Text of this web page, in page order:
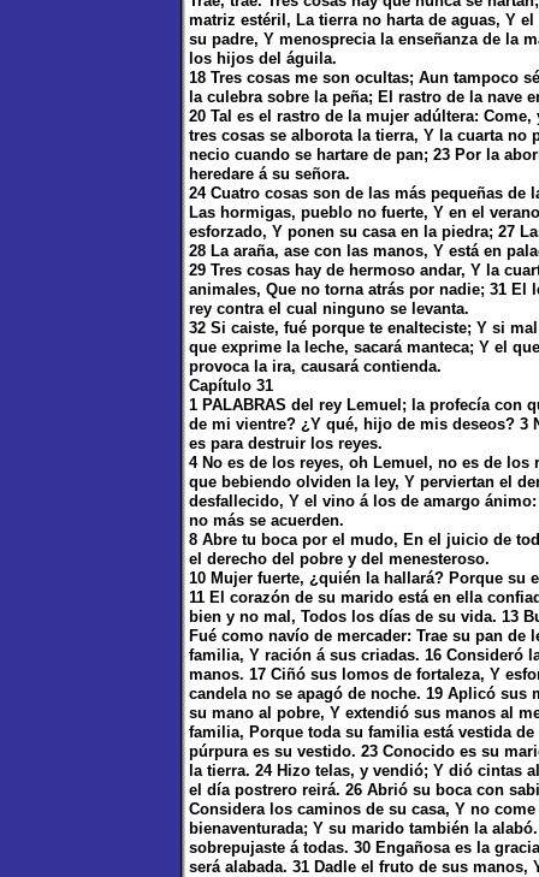
matriz estéril, La tierra no harta de aguas, Y
su padre, Y menosprecia la enseñanza de la
los hijos del águila.
18 Tres cosas me son ocultas; Aun tampoco
la culebra sobre la peña; El rastro de la nave
20 Tal es el rastro de la mujer adúltera:
tres cosas se alborota la tierra, Y la cuarta
necio cuando se hartare de pan; 23 Por la
heredare á su señora.
24 Cuatro cosas son de las más pequeñas
Las hormigas, pueblo no fuerte, Y en el
esforzado, Y ponen su casa en la piedra; 27
28 La araña, ase con las manos, Y está en
29 Tres cosas hay de hermoso andar, Y la
animales, Que no torna atrás por nadie; 31
rey contra el cual ninguno se levanta.
32 Si caiste, fué porque te enalteciste; Y si
que exprime la leche, sacará manteca; Y el
provoca la ira, causará contienda.
Capítulo 31
1 PALABRAS del rey Lemuel; la profecía con
de mi vientre? ¿Y qué, hijo de mis deseos? 3
es para destruir los reyes.
4 No es de los reyes, oh Lemuel, no es de
que bebiendo olviden la ley, Y perviertan el
desfallecido, Y el vino á los de amargo
no más se acuerden.
8 Abre tu boca por el mudo, En el juicio de
el derecho del pobre y del menesteroso.
10 Mujer fuerte, ¿quién la hallará? Porque su
11 El corazón de su marido está en ella
bien y no mal, Todos los días de su vida. 13
Fué como navío de mercader: Trae su pan
familia, Y ración á sus criadas. 16 Consideró
manos. 17 Ciñó sus lomos de fortaleza, Y
candela no se apagó de noche. 19 Aplicó
su mano al pobre, Y extendió sus manos al
familia, Porque toda su familia está vestida
púrpura es su vestido. 23 Conocido es su
la tierra. 24 Hizo telas, y vendió; Y dió cintas
el día postrero reirá. 26 Abrió su boca con
Considera los caminos de su casa, Y no
bienaventurada; Y su marido también la
sobrepujaste á todas. 30 Engañosa es la
será alabada. 31 Dadle el fruto de sus